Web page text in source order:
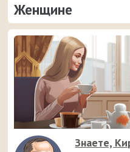
Женщине
Знаете,